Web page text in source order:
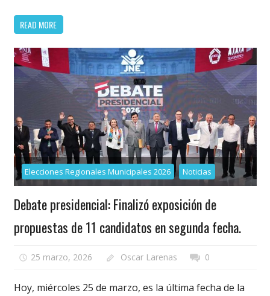
READ MORE
Elecciones Regionales Municipales 2026 Noticias
Debate presidencial: Finalizó exposición de
propuestas de 11 candidatos en segunda fecha.
25 marzo, 2026 Oscar Larenas 0
Hoy, miércoles 25 de marzo, es la última fecha de la